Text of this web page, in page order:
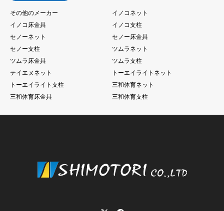
その他のメーカー
イノコネット
イノコ床金具
イノコ支柱
セノーネット
セノー床金具
セノー支柱
ツムラネット
ツムラ床金具
ツムラ支柱
テイエヌネット
トーエイライトネット
トーエイライト支柱
三和体育ネット
三和体育床金具
三和体育支柱